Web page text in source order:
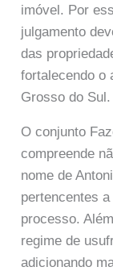
imóvel. Por
julgamento
das
fortalecendo o
Grosso do Sul.
O conjunto
compreende
nome de
pertencentes
processo.
regime de
adicionando